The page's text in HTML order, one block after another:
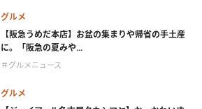
グルメ
【阪急うめだ本店】お盆の集まりや帰省の手土産
に。「阪急の夏みや...
＃グルメニュース
グルメ